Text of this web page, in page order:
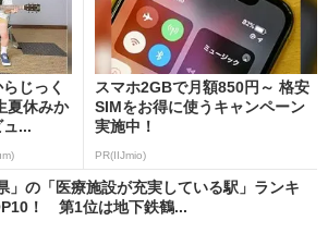
じっく
夏休みか
...
スマホ2GBで月額850円～ 格安
SIMをお得に使うキャンペーン
実施中！
PR(IIJmio)
」の「医療施設が充実している駅」ランキ
！ 第1位は地下鉄鶴...